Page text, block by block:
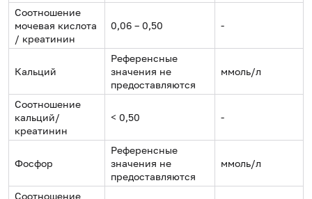
Соотношение
мочевая кислота
/ креатинин
0,06 – 0,50 -
Кальций
Референсные
значения не
предоставляются
ммоль/л
Соотношение
кальций/
креатинин
< 0,50 -
Фосфор
Референсные
значения не
предоставляются
ммоль/л
Соотношение